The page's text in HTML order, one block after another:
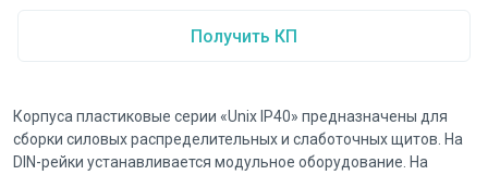
Получить КП
Корпуса пластиковые серии «Unix IP40» предназначены для
сборки силовых распределительных и слаботочных щитов. На
DIN-рейки устанавливается модульное оборудование. На